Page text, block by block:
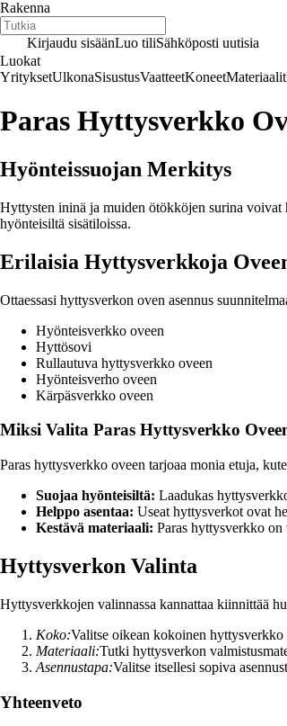
Rakenna
Kirjaudu sisäänLuo tiliSähköposti uutisia
Luokat
YrityksetUlkonaSisustusVaatteetKoneetMateriaalit
Paras Hyttysverkko
Hyönteissuojan Merkitys
Hyttysten ininä ja muiden ötökköjen surina voivat
hyönteisiltä sisätiloissa.
Erilaisia Hyttysverkkoja
Ottaessasi hyttysverkon oven asennus
Hyönteisverkko oveen
Hyttösovi
Rullautuva hyttysverkko oveen
Hyönteisverho oveen
Kärpäsverkko oveen
Miksi Valita Paras Hyttysverkko
Paras hyttysverkko oveen tarjoaa monia etuja,
Suojaa hyönteisiltä: Laadukas
Helppo asentaa: Useat hyttysverkot ovat
Kestävä materiaali: Paras hyttysverkko on
Hyttysverkon Valinta
Hyttysverkkojen valinnassa kannattaa kiinnittää
Koko:Valitse oikean kokoinen hyttysverkko
Materiaali:Tutki hyttysverkon
Asennustapa:Valitse itsellesi sopiva
Yhteenveto